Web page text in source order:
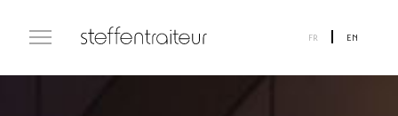
FR EN